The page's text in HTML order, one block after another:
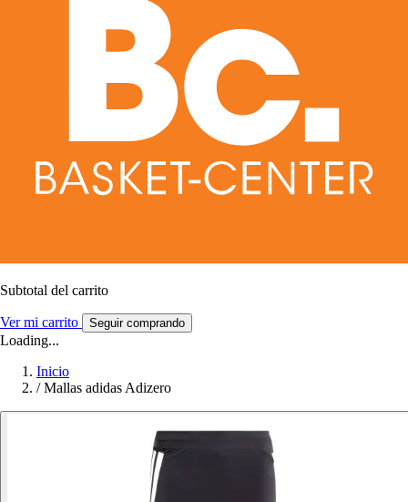
Subtotal del carrito
Ver mi carrito Seguir comprando
Loading...
Inicio
/ Mallas adidas Adizero